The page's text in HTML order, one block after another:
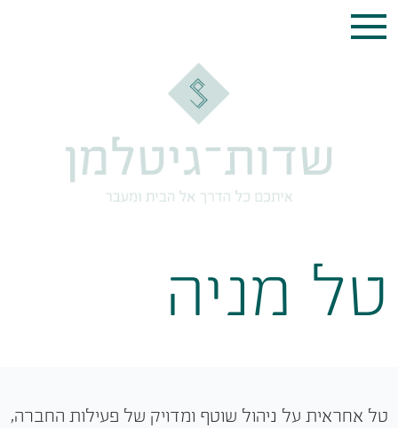
טל מניה
טל אחראית על ניהול שוטף ומדויק של פעילות החברה,